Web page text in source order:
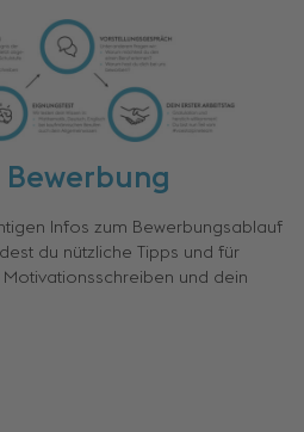
Infos zum Bewerbungsablauf
du nützliche Tipps und für
und dein